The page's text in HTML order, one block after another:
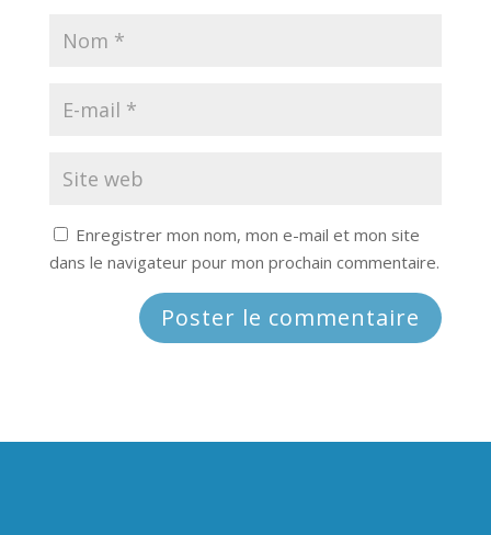
Enregistrer mon nom, mon e-mail et mon site
dans le navigateur pour mon prochain commentaire.